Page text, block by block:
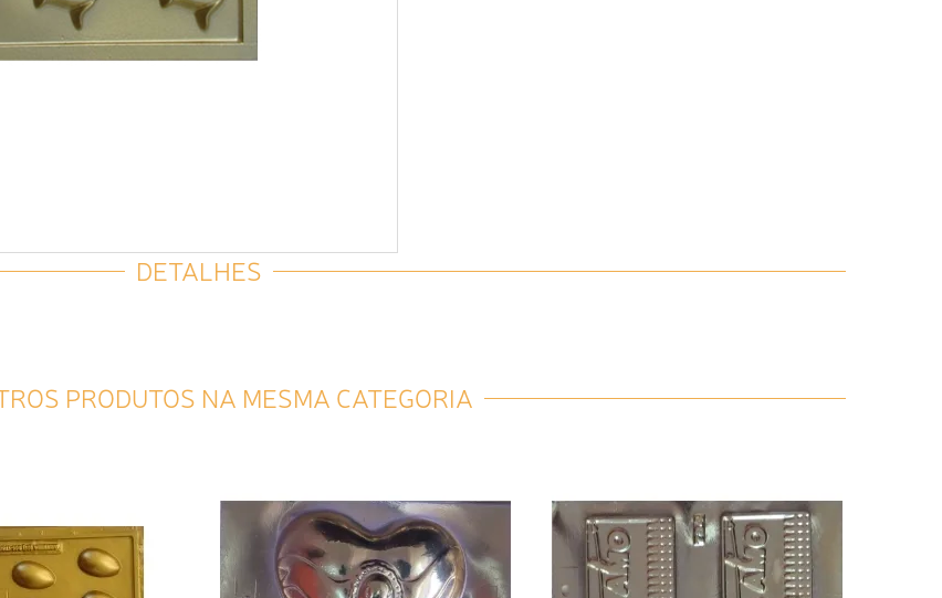
DETALHES
PRODUTOS NA MESMA CATEGORIA